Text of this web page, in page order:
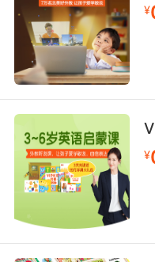
这部动画是迪士尼
动画的内容生动有
比较简单的。在看
乐的氛围中学习数
思考能力，可以说
子和父母一起观看
住着备受大家欢迎
妙工具箱，每当遇
用得上的工具，这
¥
¥